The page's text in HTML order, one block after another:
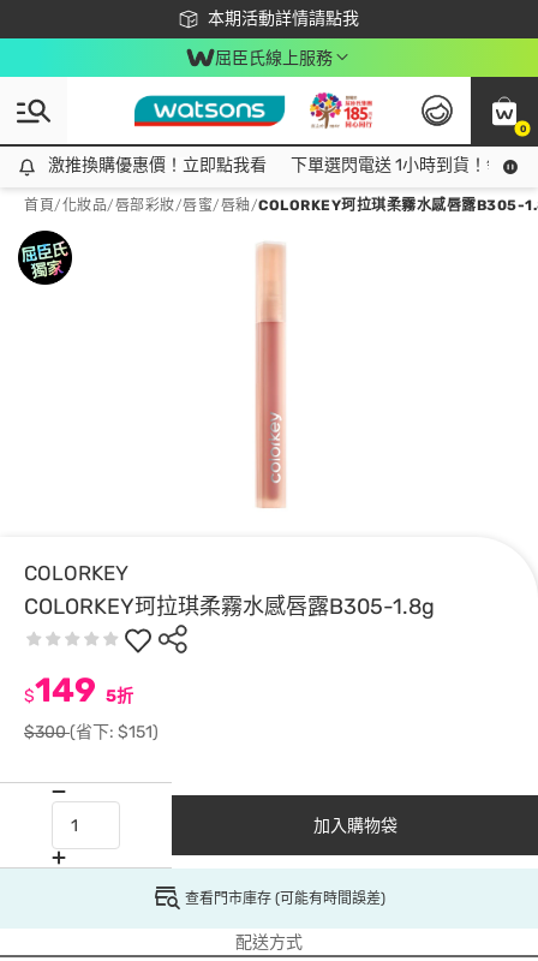
本期活動詳情請點我
下載app最高回饋$350
屈臣氏線上服務
0
激推換購優惠價！立即點我看
激推換購優惠價！立即點我看 下單選閃電送 1小時到貨！領神
首頁/化妝品/唇部彩妝/唇蜜/唇釉/COLORKEY珂拉琪柔霧水感唇露B305-
COLORKEY
COLORKEY珂拉琪柔霧水感唇露B305-1.8g
$149 5折
$300(省下: $151)
加入購物袋
查看門市庫存 (可能有時間誤差)
配送方式